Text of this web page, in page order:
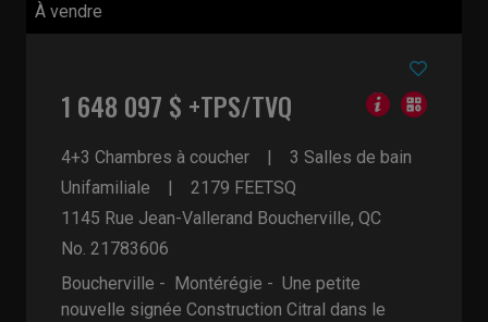
À vendre
1 648 097 $ +TPS/TVQ
4+3 Chambres à coucher
3 Salles de bain
Unifamiliale
2179 FEETSQ
1145 Rue Jean-Vallerand Boucherville, QC
No. 21783606
Boucherville - Montérégie - Une petite
nouvelle signée Construction Citral dans le